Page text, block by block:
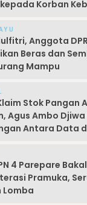
Korban
Anggota
Beras dan
Mampu
Stok Pangan
Agus Ambo
Antara Data
4 Parepare
Pramuka,
Lomba